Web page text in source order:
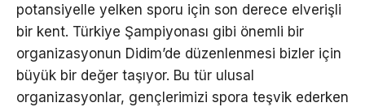
potansiyelle yelken sporu için son derece elverişli
bir kent. Türkiye Şampiyonası gibi önemli bir
organizasyonun Didim’de düzenlenmesi bizler için
büyük bir değer taşıyor. Bu tür ulusal
organizasyonlar, gençlerimizi spora teşvik ederken